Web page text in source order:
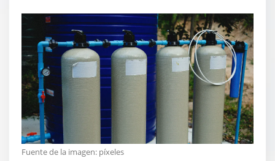
Fuente de la imagen: píxeles